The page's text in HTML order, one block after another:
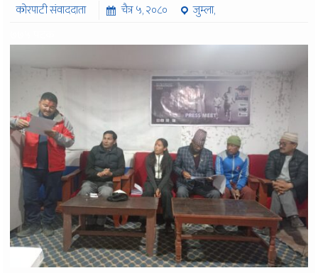
कोरपाटी संवाददाता चैत्र ५, २०८०
जुम्ला,